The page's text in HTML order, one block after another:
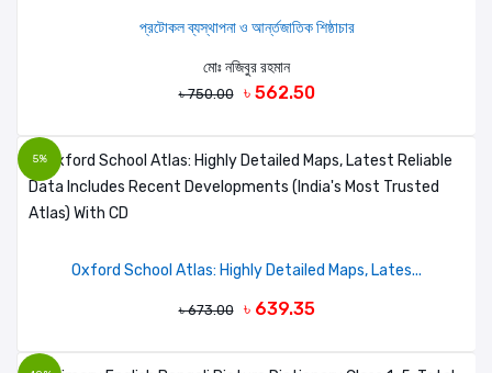
প্রটোকল ব্যস্থাপনা ও আর্ন্তজাতিক শিষ্ঠাচার
মোঃ নজিবুর রহমান
৳ 750.00 ৳ 562.50
5%
Oxford School Atlas: Highly Detailed Maps, Lates...
৳ 673.00 ৳ 639.35